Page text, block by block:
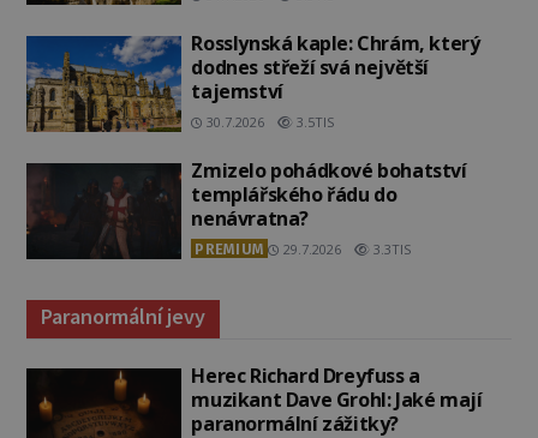
Rosslynská kaple: Chrám, který
dodnes střeží svá největší
tajemství
30.7.2026 3.5TIS
Zmizelo pohádkové bohatství
templářského řádu do
nenávratna?
PREMIUM 29.7.2026 3.3TIS
Paranormální jevy
Herec Richard Dreyfuss a
muzikant Dave Grohl: Jaké mají
paranormální zážitky?